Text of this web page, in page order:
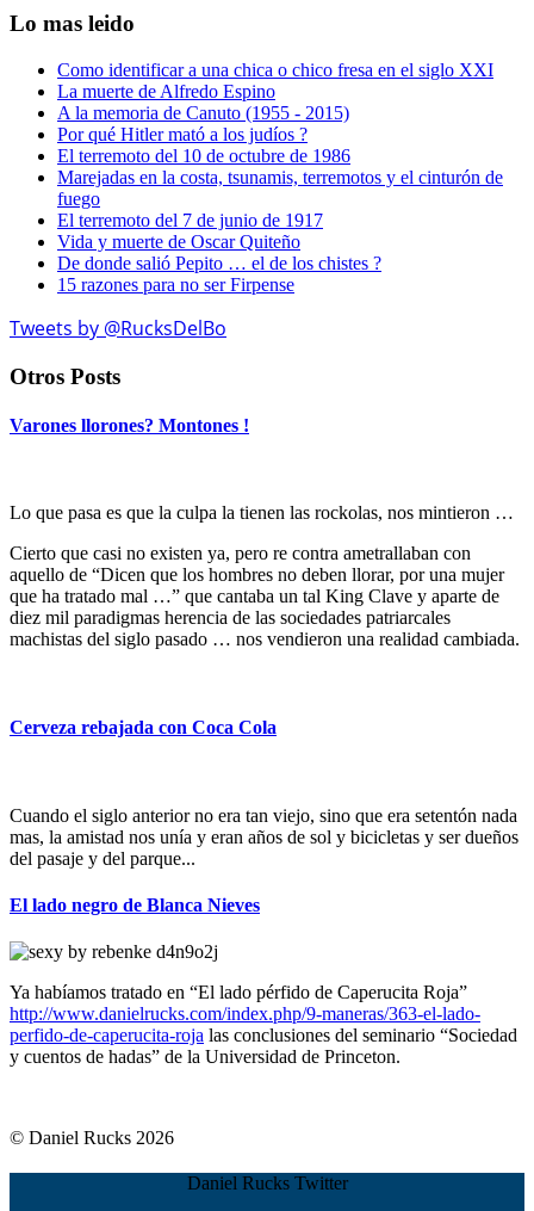
Lo mas leido
Como identificar a una chica o chico fresa en el siglo XXI
La muerte de Alfredo Espino
A la memoria de Canuto (1955 - 2015)
Por qué Hitler mató a los judíos ?
El terremoto del 10 de octubre de 1986
Marejadas en la costa, tsunamis, terremotos y el cinturón de
fuego
El terremoto del 7 de junio de 1917
Vida y muerte de Oscar Quiteño
De donde salió Pepito … el de los chistes ?
15 razones para no ser Firpense
Tweets by @RucksDelBo
Otros Posts
Varones llorones? Montones !
Lo que pasa es que la culpa la tienen las rockolas, nos mintieron …
Cierto que casi no existen ya, pero re contra ametrallaban con
aquello de “Dicen que los hombres no deben llorar, por una mujer
que ha tratado mal …” que cantaba un tal King Clave y aparte de
diez mil paradigmas herencia de las sociedades patriarcales
machistas del siglo pasado … nos vendieron una realidad cambiada.
Cerveza rebajada con Coca Cola
Cuando el siglo anterior no era tan viejo, sino que era setentón nada
mas, la amistad nos unía y eran años de sol y bicicletas y ser dueños
del pasaje y del parque...
El lado negro de Blanca Nieves
Ya habíamos tratado en “El lado pérfido de Caperucita Roja”
http://www.danielrucks.com/index.php/9-maneras/363-el-lado-
perfido-de-caperucita-roja las conclusiones del seminario “Sociedad
y cuentos de hadas” de la Universidad de Princeton.
© Daniel Rucks 2026
Daniel Rucks Twitter